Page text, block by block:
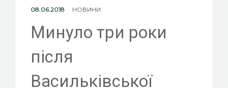
08.06.2018 НОВИНИ
Минуло три роки
після
Васильківської